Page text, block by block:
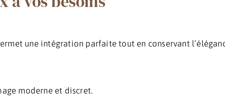
une intégration parfaite tout en conservant
moderne et discret.